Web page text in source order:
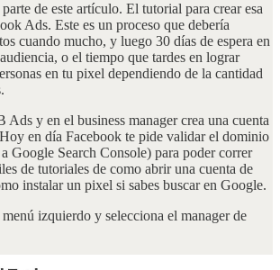
de este artículo. El tutorial para crear esa
Ads. Este es un proceso que debería
cuando mucho, y luego 30 días de espera en
o el tiempo que tardes en lograr
en tu pixel dependiendo de la cantidad
Ads y en el business manager crea una cuenta
en día Facebook te pide validar el dominio
Google Search Console) para poder correr
de tutoriales de como abrir una cuenta de
instalar un pixel si sabes buscar en Google.
izquierdo y selecciona el manager de